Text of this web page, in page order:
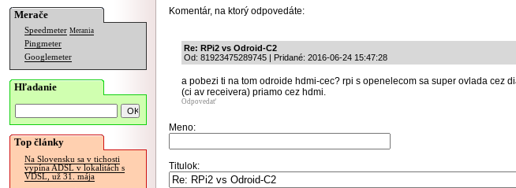
Merače
Speedmeter Merania
Pingmeter
Googlemeter
Hľadanie
Top články
Na Slovensku sa v tichosti
vypína ADSL v lokalitách s
VDSL, už 31. mája
Komentár, na ktorý odpovedáte:
Re: RPi2 vs Odroid-C2
Od: 81923475289745 | Pridané: 2016-06-24 15:47:28
a pobezi ti na tom odroide hdmi-cec? rpi s openelecom sa super ovlada cez
(ci av receivera) priamo cez hdmi.
Odpovedať
Meno:
Titulok: